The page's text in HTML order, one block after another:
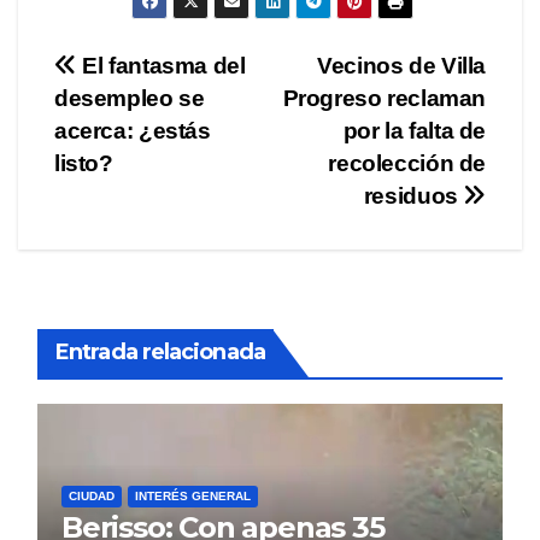
Navegación
de
entradas
Vecinos de Villa
Progreso reclaman
por la falta de
recolección de
residuos
El fantasma del
desempleo se
acerca: ¿estás
listo?
Entrada relacionada
CIUDAD INTERÉS GENERAL
Berisso: Con apenas 35